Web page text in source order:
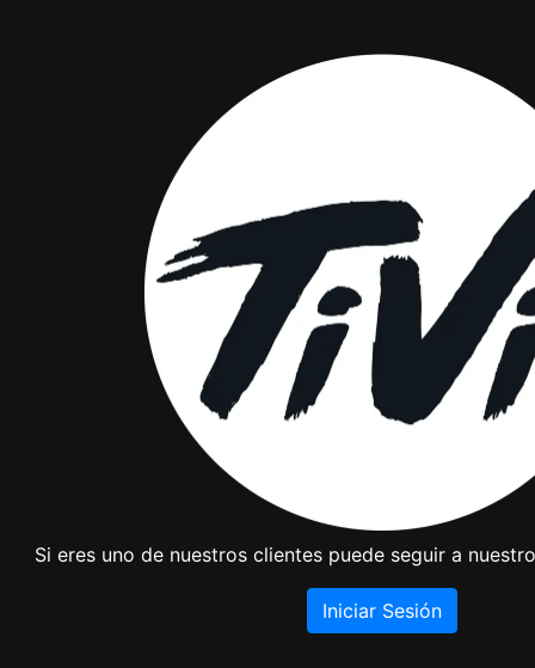
Si eres uno de nuestros clientes puede seguir a
Iniciar Sesión